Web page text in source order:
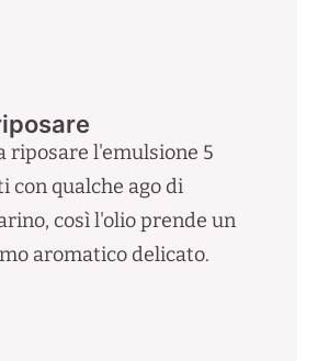
riposare l'emulsione 5
con qualche ago di
così l'olio prende un
aromatico delicato.